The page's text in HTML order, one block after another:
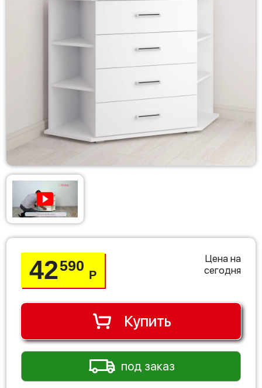
42590
Р
Цена на
сегодня
Купить
под заказ